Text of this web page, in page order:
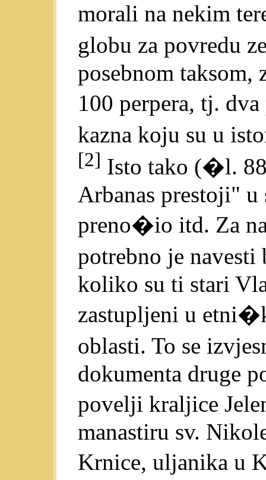
morali na nekim
globu za povredu
posebnom
100 perpera, tj.
kazna koju su u
[2] Isto tako (�l.
Arbanas prestoji"
preno�io itd. Za
potrebno je
koliko su ti stari
zastupljeni u
oblasti. To se
dokumenta druge
povelji kraljice
manastiru sv.
Krnice, uljanika u